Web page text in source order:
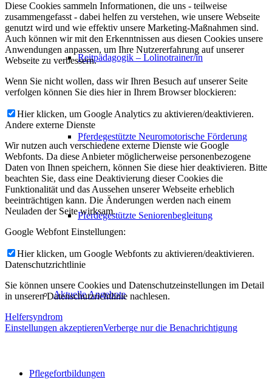
Reitpädagogik – Lolinotrainer/in
Pferdegestützte Neuromotorische Förderung
Pferdegestützte Seniorenbegleitung
Aktuelle Angebote
Pflegefortbildungen
Diese Cookies sammeln Informationen, die uns - teilweise
zusammengefasst - dabei helfen zu verstehen, wie unsere Webseite
genutzt wird und wie effektiv unsere Marketing-Maßnahmen sind.
Auch können wir mit den Erkenntnissen aus diesen Cookies unsere
Anwendungen anpassen, um Ihre Nutzererfahrung auf unserer
Webseite zu verbessern.
Wenn Sie nicht wollen, dass wir Ihren Besuch auf unserer Seite
verfolgen können Sie dies hier in Ihrem Browser blockieren:
Hier klicken, um Google Analytics zu aktivieren/deaktivieren.
Andere externe Dienste
Wir nutzen auch verschiedene externe Dienste wie Google
Webfonts. Da diese Anbieter möglicherweise personenbezogene
Daten von Ihnen speichern, können Sie diese hier deaktivieren. Bitte
beachten Sie, dass eine Deaktivierung dieser Cookies die
Funktionalität und das Aussehen unserer Webseite erheblich
beeinträchtigen kann. Die Änderungen werden nach einem
Neuladen der Seite wirksam.
Google Webfont Einstellungen:
Hier klicken, um Google Webfonts zu aktivieren/deaktivieren.
Datenschutzrichtlinie
Sie können unsere Cookies und Datenschutzeinstellungen im Detail
in unseren Datenschutzrichtlinie nachlesen.
Helfersyndrom
Einstellungen akzeptierenVerberge nur die Benachrichtigung